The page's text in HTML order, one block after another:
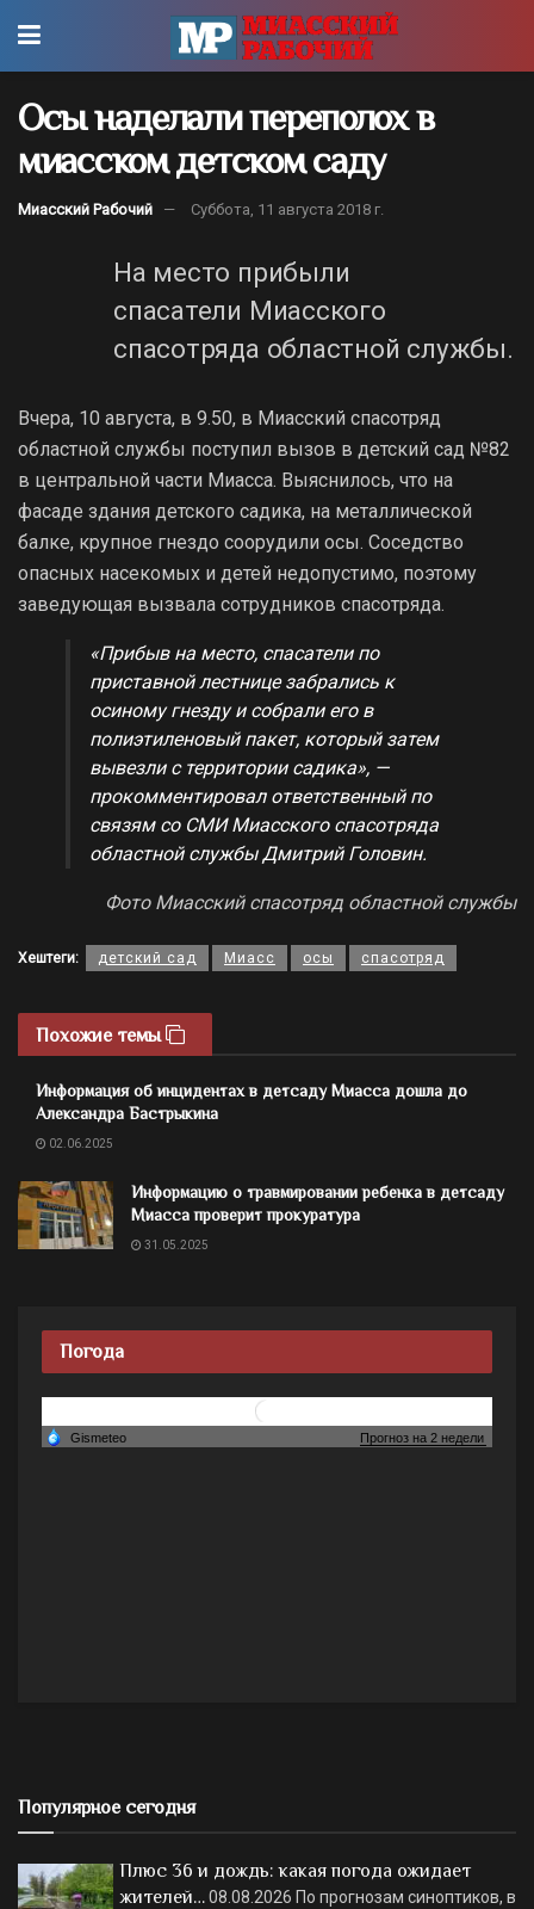
Осы наделали переполох в
миасском детском саду
Миасский Рабочий Суббота, 11 августа 2018 г.
На место прибыли
спасатели Миасского
спасотряда областной службы.
Вчера, 10 августа, в 9.50, в Миасский спасотряд
областной службы поступил вызов в детский сад №82
в центральной части Миасса. Выяснилось, что на
фасаде здания детского садика, на металлической
балке, крупное гнездо соорудили осы. Соседство
опасных насекомых и детей недопустимо, поэтому
заведующая вызвала сотрудников спасотряда.
«Прибыв на место, спасатели по
приставной лестнице забрались к
осиному гнезду и собрали его в
полиэтиленовый пакет, который затем
вывезли с территории садика», —
прокомментировал ответственный по
связям со СМИ Миасского спасотряда
областной службы Дмитрий Головин.
Фото Миасский спасотряд областной службы
Хештеги: детский сад Миасс осы спасотряд
Похожие темы
Информация об инцидентах в детсаду Миасса дошла до
Александра Бастрыкина
02.06.2025
Информацию о травмировании ребенка в детсаду
Миасса проверит прокуратура
31.05.2025
Погода
Популярное сегодня
Плюс 36 и дождь: какая погода ожидает
жителей…08.08.2026 По прогнозам синоптиков, в